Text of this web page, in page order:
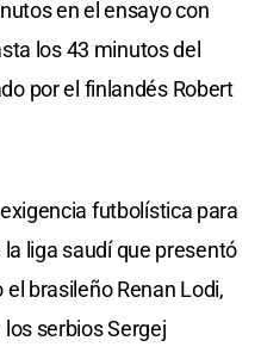
en el ensayo con
los 43 minutos del
por el finlandés Robert
futbolística para
liga saudí que presentó
brasileño Renan Lodi,
serbios Sergej